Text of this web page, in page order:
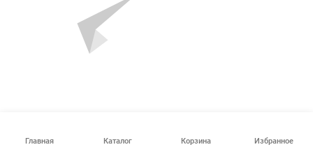
Главная Каталог Корзина Избранное